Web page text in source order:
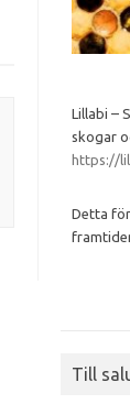
Lillabi –
skogar
https://
Detta
Till